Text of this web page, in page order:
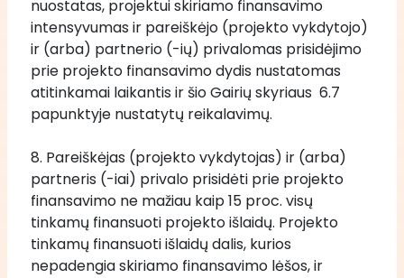
nuostatas, projektui skiriamo finansavimo
intensyvumas ir pareiškėjo (projekto vykdytojo)
ir (arba) partnerio (-ių) privalomas prisidėjimo
prie projekto finansavimo dydis nustatomas
atitinkamai laikantis ir šio Gairių skyriaus  6.7
papunktyje nustatytų reikalavimų.
8. Pareiškėjas (projekto vykdytojas) ir (arba)
partneris (-iai) privalo prisidėti prie projekto
finansavimo ne mažiau kaip 15 proc. visų
tinkamų finansuoti projekto išlaidų. Projekto
tinkamų finansuoti išlaidų dalis, kurios
nepadengia skiriamo finansavimo lėšos, ir